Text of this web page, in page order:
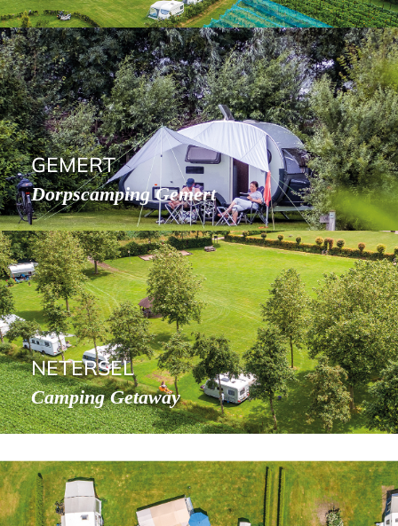
GEMERT
Dorpscamping Gemert
NETERSEL
Camping Getaway